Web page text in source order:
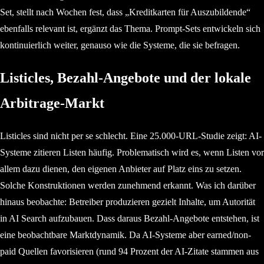
Set, stellt nach Wochen fest, dass „Kreditkarten für Auszubildende“
ebenfalls relevant ist, ergänzt das Thema. Prompt-Sets entwickeln sich
kontinuierlich weiter, genauso wie die Systeme, die sie befragen.
Listicles, Bezahl-Angebote und der lokale
Arbitrage-Markt
Listicles sind nicht per se schlecht. Eine 25.000-URL-Studie zeigt: AI-
Systeme zitieren Listen häufig. Problematisch wird es, wenn Listen vor
allem dazu dienen, den eigenen Anbieter auf Platz eins zu setzen.
Solche Konstruktionen werden zunehmend erkannt. Was ich darüber
hinaus beobachte: Betreiber produzieren gezielt Inhalte, um Autorität
in AI Search aufzubauen. Dass daraus Bezahl-Angebote entstehen, ist
eine beobachtbare Marktdynamik. Da AI-Systeme aber earned/non-
paid Quellen favorisieren (rund 94 Prozent der AI-Zitate stammen aus